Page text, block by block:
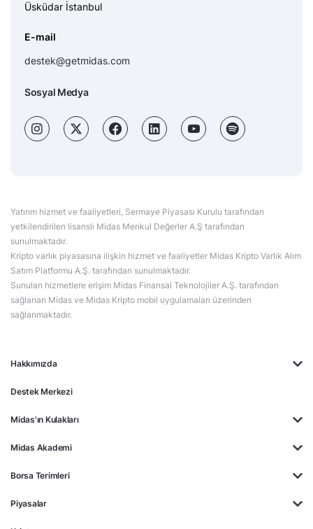
Hakkımızda
Destek Merkezi
Midas'ın Kulakları
Midas Akademi
Borsa Terimleri
Piyasalar
Üsküdar İstanbul
E-mail
destek@getmidas.com
Sosyal Medya
Yatırım hizmet ve faaliyetleri, Sermaye Piyasası Kurulu tarafından
yetkilendirilen lisanslı Midas Menkul Değerler A.Ş tarafından
sunulmaktadır.
Kripto varlık piyasasına ilişkin hizmet ve faaliyetler Midas Kripto Varlık Alım
Satım Platformu A.Ş. tarafından sunulmaktadır.
Sunulan hizmetlere erişim Midas Finansal Teknolojiler A.Ş. tarafından
sağlanan Midas ve Midas Kripto mobil uygulamaları üzerinden
sağlanmaktadır.